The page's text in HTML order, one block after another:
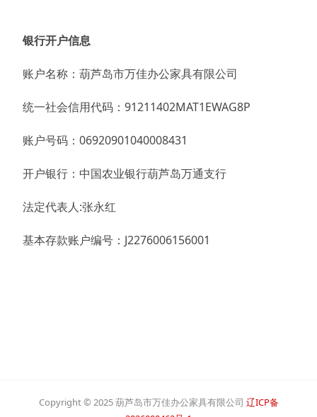
银行开户信息
账户名称： 葫芦岛市万佳办公家具有限公司
统一社会信用代码：91211402MAT1EWAG8P
账户号码： 06920901040008431
开户银行： 中国农业银行葫芦岛万通支行
法定代表人:张永红
基本存款账户编号：J2276006156001
Copyright © 2025 葫芦岛市万佳办公家具有限公司 辽ICP备